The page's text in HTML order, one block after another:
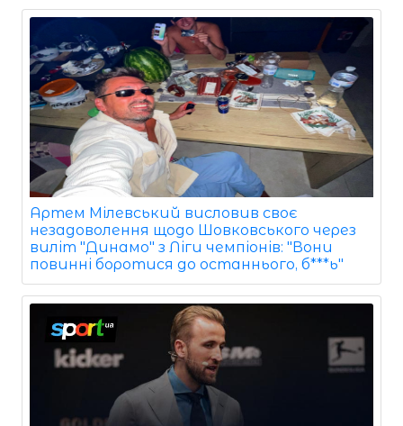
Артем Мілевський висловив своє
незадоволення щодо Шовковського через
виліт "Динамо" з Ліги чемпіонів: "Вони
повинні боротися до останнього, б***ь"